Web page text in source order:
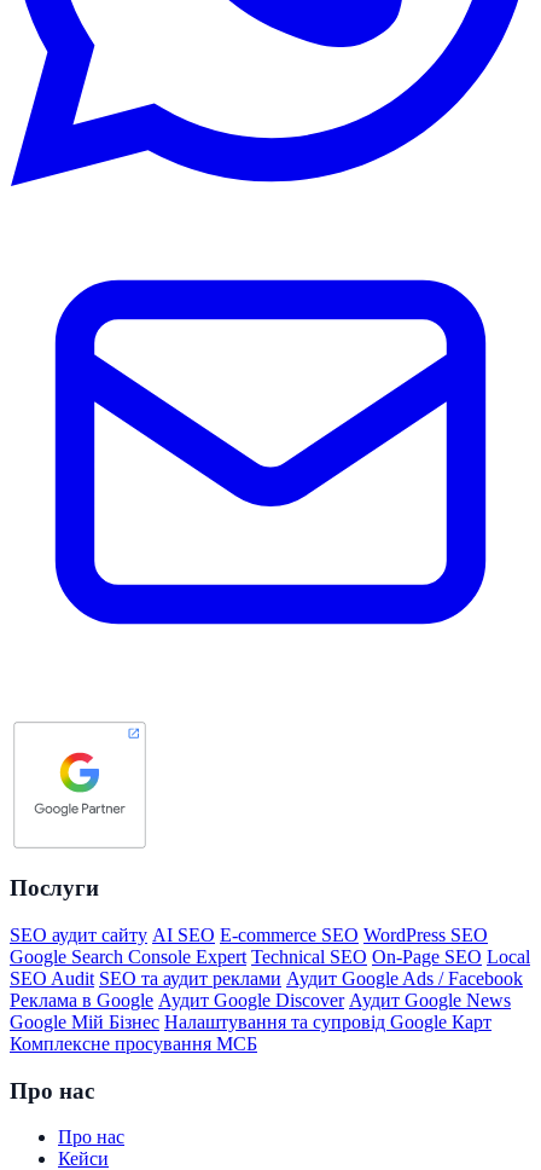
Послуги
SEO аудит сайту AI SEO E-commerce SEO WordPress SEO
Google Search Console Expert Technical SEO On-Page SEO Local
SEO Audit SEO та аудит реклами Аудит Google Ads / Facebook
Реклама в Google Аудит Google Discover Аудит Google News
Google Мій Бізнес Налаштування та супровід Google Карт
Комплексне просування МСБ
Про нас
Про нас
Кейси